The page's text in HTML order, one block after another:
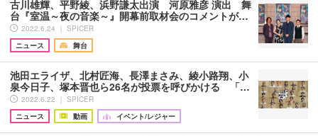
古川雄輝、平野綾、浜野謙太出演 河原雅彦 演出 舞
台『室温～夜の音楽～』開幕前取材会のコメントが…
2022.6.24 ｜ SPICER
ニュース
舞台
池田エライザ、北村匠海、⻑澤まさみ、綾小路翔、小
泉今日子、塚本晋也ら26名が投票を呼びかける 「…
2022.6.22 ｜ SPICER
ニュース
動画 イベント/レジャー